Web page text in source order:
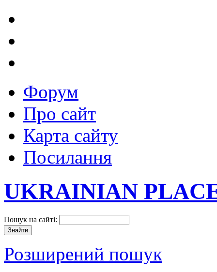
Форум
Про сайт
Карта сайту
Посилання
UKRAINIAN
Пошук на сайті:
Розширений пошук